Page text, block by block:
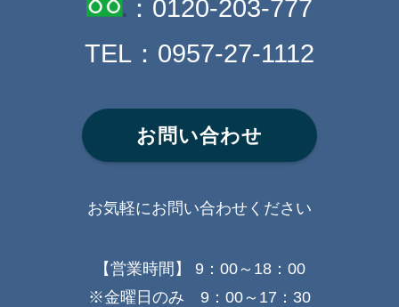
： 0120-203-777
TEL： 0957-27-1112
お問い合わせ
お気軽にお問い合わせください
【営業時間】 9：00～18：00
※金曜日のみ 9：00～17：30